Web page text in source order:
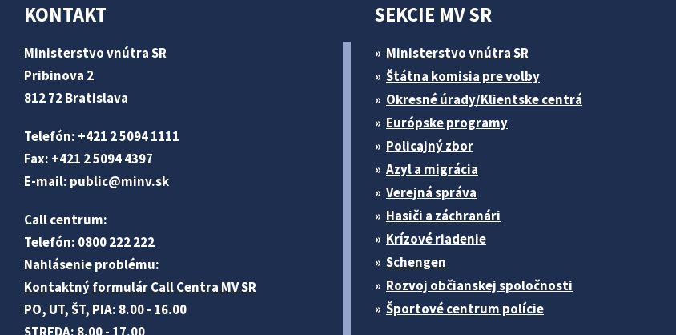
KONTAKT
Ministerstvo vnútra SR
Pribinova 2
812 72 Bratislava
Telefón: +421 2 5094 1111
Fax: +421 2 5094 4397
E-mail: public@minv.sk
Call centrum:
Telefón: 0800 222 222
Nahlásenie problému:
Kontaktný formulár Call Centra MV SR
PO, UT, ŠT, PIA: 8.00 - 16.00
STREDA: 8.00 - 17.00
SEKCIE MV SR
Ministerstvo vnútra SR
Štátna komisia pre volby
Okresné úrady/Klientske centrá
Európske programy
Policajný zbor
Azyl a migrácia
Verejná správa
Hasiči a záchranári
Krízové riadenie
Schengen
Rozvoj občianskej spoločnosti
Športové centrum polície